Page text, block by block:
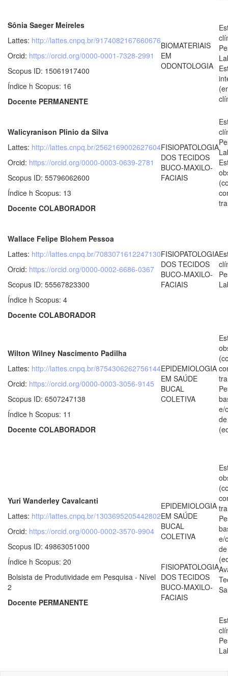
Sônia Saeger Meireles
Lattes: http://lattes.cnpq.br/9174082167660676
Orcid: https://orcid.org/0000-0001-7328-2991
Scopus ID: 15061917400
Índice h Scopus: 16
Docente PERMANENTE
BIOMATERIAIS
EM
ODONTOLOGIA
Walicyranison Plinio da Silva
Lattes: http://lattes.cnpq.br/2562169002627604
Orcid: https://orcid.org/0000-0003-0639-2781
Scopus ID: 55796062600
Índice h Scopus: 13
Docente COLABORADOR
FISIOPATOLOGIA
DOS TECIDOS
BUCO-MAXILO-
FACIAIS
Wallace Felipe Blohem Pessoa
Lattes: http://lattes.cnpq.br/7083071612247130
Orcid: https://orcid.org/0000-0002-6686-0367
Scopus ID: 55567823300
Índice h Scopus: 4
Docente COLABORADOR
FISIOPATOLOGIA
DOS TECIDOS
BUCO-MAXILO-
FACIAIS
Wilton Wilney Nascimento Padilha
Lattes: http://lattes.cnpq.br/8754306262756144
Orcid: https://orcid.org/0000-0003-3056-9145
Scopus ID: 6507247138
Índice h Scopus: 11
Docente COLABORADOR
EPIDEMIOLOGIA
EM SAÚDE
BUCAL
COLETIVA
e/
Yuri Wanderley Cavalcanti
Lattes: http://lattes.cnpq.br/1303695205442802
Orcid: https://orcid.org/0000-0002-3570-9904
Scopus ID: 49863051000
Índice h Scopus: 20
Bolsista de Produtividade em Pesquisa - Nível
2
Docente PERMANENTE
EPIDEMIOLOGIA
EM SAÚDE
BUCAL
COLETIVA
FISIOPATOLOGIA
DOS TECIDOS
BUCO-MAXILO-
FACIAIS
e/